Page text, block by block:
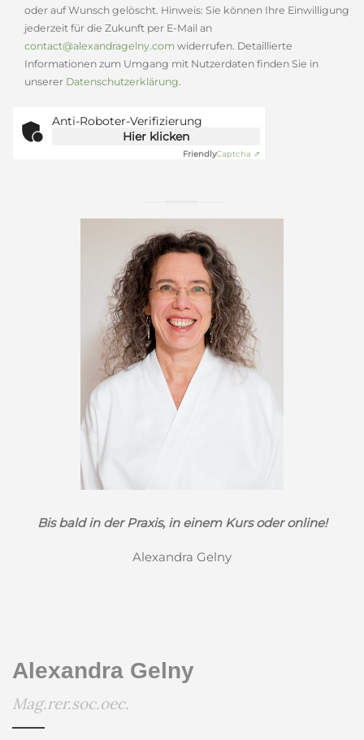
oder auf Wunsch gelöscht. Hinweis: Sie können Ihre Einwilligung
jederzeit für die Zukunft per E-Mail an
contact@alexandragelny.com widerrufen. Detaillierte
Informationen zum Umgang mit Nutzerdaten finden Sie in
unserer Datenschutzerklärung.
Anti-Roboter-Verifizierung
Hier klicken
FriendlyCaptcha ⇗
Bis bald in der Praxis, in einem Kurs oder online!
Alexandra Gelny
Alexandra Gelny
Mag.rer.soc.oec.